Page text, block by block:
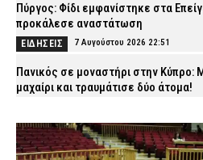
Πύργος: Φίδι εμφανίστηκε στα
προκάλεσε αναστάτωση
ΕΙΔΗΣΕΙΣ 7 Αυγούστου 2026 22:51
Πανικός σε μοναστήρι στην Κύπρο:
μαχαίρι και τραυμάτισε δύο άτομα!
Παλαιό Φάληρο: Φωτιά σε κατάστημα
Εκκενώνεται προληπτικά